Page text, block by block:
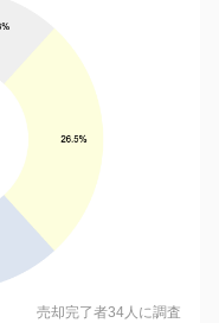
売却完了者34人に調査